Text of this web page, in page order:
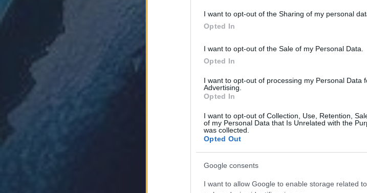
I want to opt-out of the Sharing of my personal
Opted In
I want to opt-out of the Sale of my Personal Data.
Opted In
I want to opt-out of processing my Personal Data
Advertising.
Opted In
I want to opt-out of Collection, Use, Retention,
of my Personal Data that Is Unrelated with the
was collected.
Opted Out
Google consents
I want to allow Google to enable storage related